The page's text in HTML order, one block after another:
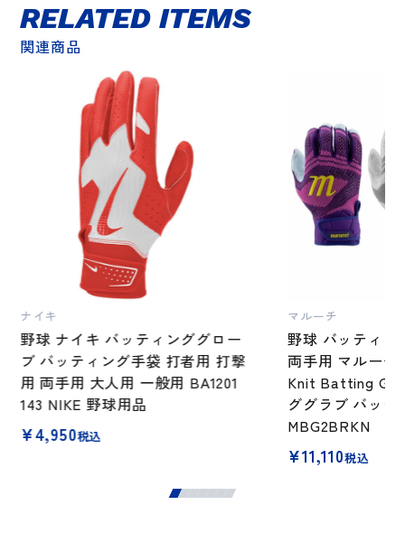
関連商品
RELATED ITEMS
ナイキ
野球 ナイキ バッティンググロー
ブ バッティング手袋 打者用 打撃
用 両手用 大人用 一般用 BA1201
143 NIKE 野球用品
¥4,950税込
マルーチ
野球 バッティン
両手用 マルーチ
Knit Batting
ググラブ バッテ
MBG2BRKN
¥11,110税込